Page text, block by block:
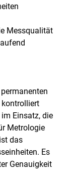
Messqualität
Einsatz, die
Metrologie
das
Es
Genauigkeit